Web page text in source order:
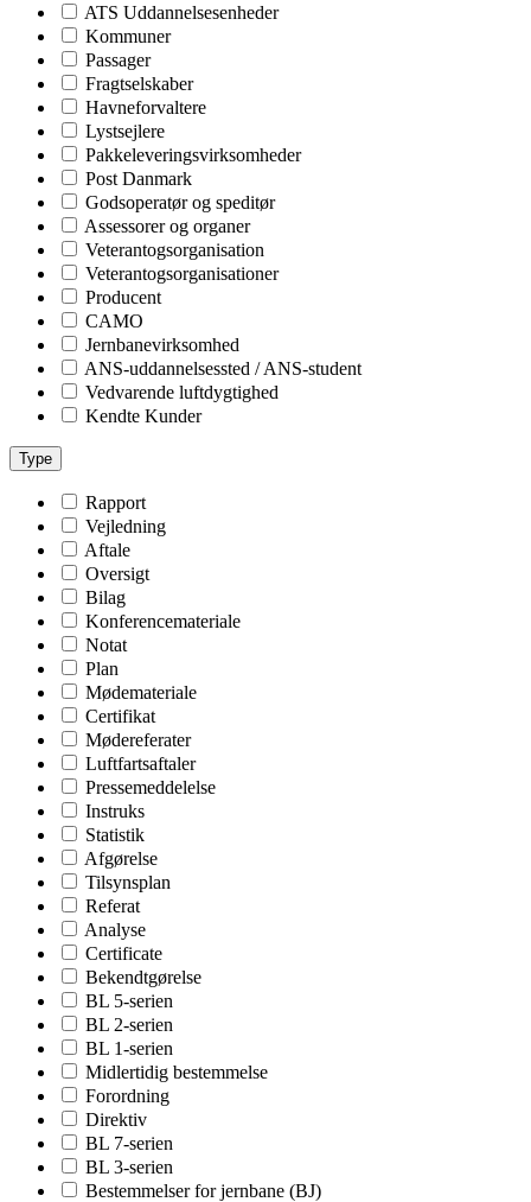
ATS Uddannelsesenheder
Kommuner
Passager
Fragtselskaber
Havneforvaltere
Lystsejlere
Pakkeleveringsvirksomheder
Post Danmark
Godsoperatør og speditør
Assessorer og organer
Veterantogsorganisation
Veterantogsorganisationer
Producent
CAMO
Jernbanevirksomhed
ANS-uddannelsessted / ANS-student
Vedvarende luftdygtighed
Kendte Kunder
Type
Rapport
Vejledning
Aftale
Oversigt
Bilag
Konferencemateriale
Notat
Plan
Mødemateriale
Certifikat
Mødereferater
Luftfartsaftaler
Pressemeddelelse
Instruks
Statistik
Afgørelse
Tilsynsplan
Referat
Analyse
Certificate
Bekendtgørelse
BL 5-serien
BL 2-serien
BL 1-serien
Midlertidig bestemmelse
Forordning
Direktiv
BL 7-serien
BL 3-serien
Bestemmelser for jernbane (BJ)